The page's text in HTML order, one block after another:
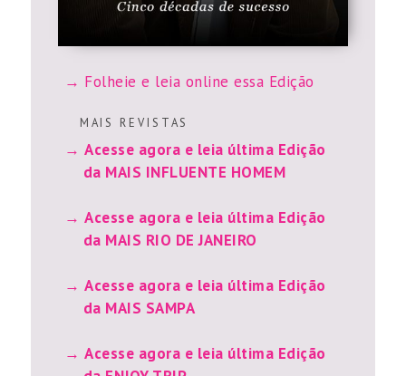
Folheie e leia online essa Edição
M A I S R E V I S T A S
Acesse agora e leia última Edição
da MAIS INFLUENTE HOMEM
Acesse agora e leia última Edição
da MAIS RIO DE JANEIRO
Acesse agora e leia última Edição
da MAIS SAMPA
Acesse agora e leia última Edição